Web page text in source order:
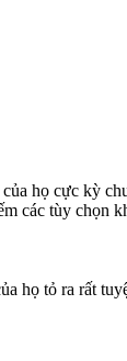
họ cực kỳ
các tùy chọn
họ tỏ ra rất